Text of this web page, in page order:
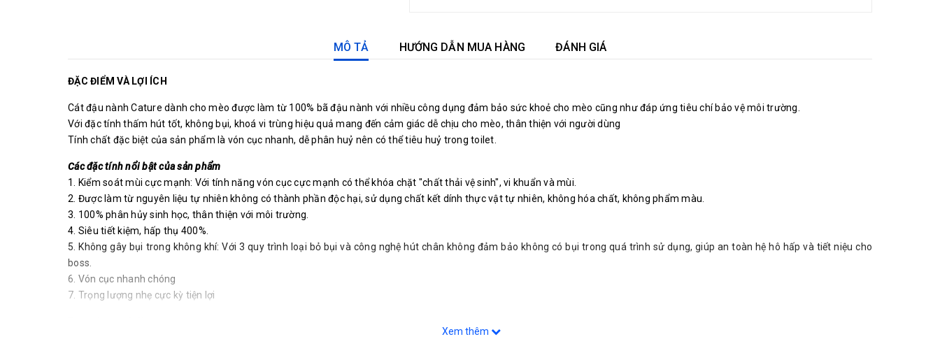
MÔ TẢ HƯỚNG DẪN MUA HÀNG ĐÁNH GIÁ
ĐẶC ĐIỂM VÀ LỢI ÍCH
Cát đậu nành Cature dành cho mèo được làm từ 100% bã đậu nành với nhiều công dụng đảm bảo sức khoẻ cho mèo cũng như đáp ứng tiêu chí bảo vệ môi trường.
Với đặc tính thấm hút tốt, không bụi, khoá vi trùng hiệu quả mang đến cảm giác dễ chịu cho mèo, thân thiện với người dùng
Tính chất đặc biệt của sản phẩm là vón cục nhanh, dễ phân huỷ nên có thể tiêu huỷ trong toilet.
Các đặc tính nổi bật của sản phẩm
1. Kiểm soát mùi cực mạnh: Với tính năng vón cục cực mạnh có thể khóa chặt "chất thải vệ sinh", vi khuẩn và mùi.
2. Được làm từ nguyên liệu tự nhiên không có thành phần độc hại, sử dụng chất kết dính thực vật tự nhiên, không hóa chất, không phẩm màu.
3. 100% phân hủy sinh học, thân thiện với môi trường.
4. Siêu tiết kiệm, hấp thụ 400%.
5. Không gây bụi trong không khí: Với 3 quy trình loại bỏ bụi và công nghệ hút chân không đảm bảo không có bụi trong quá trình sử dụng, giúp an toàn hệ hô hấp và tiết niệu cho
boss.
6. Vón cục nhanh chóng
7. Trọng lượng nhẹ cực kỳ tiện lợi
Xem thêm